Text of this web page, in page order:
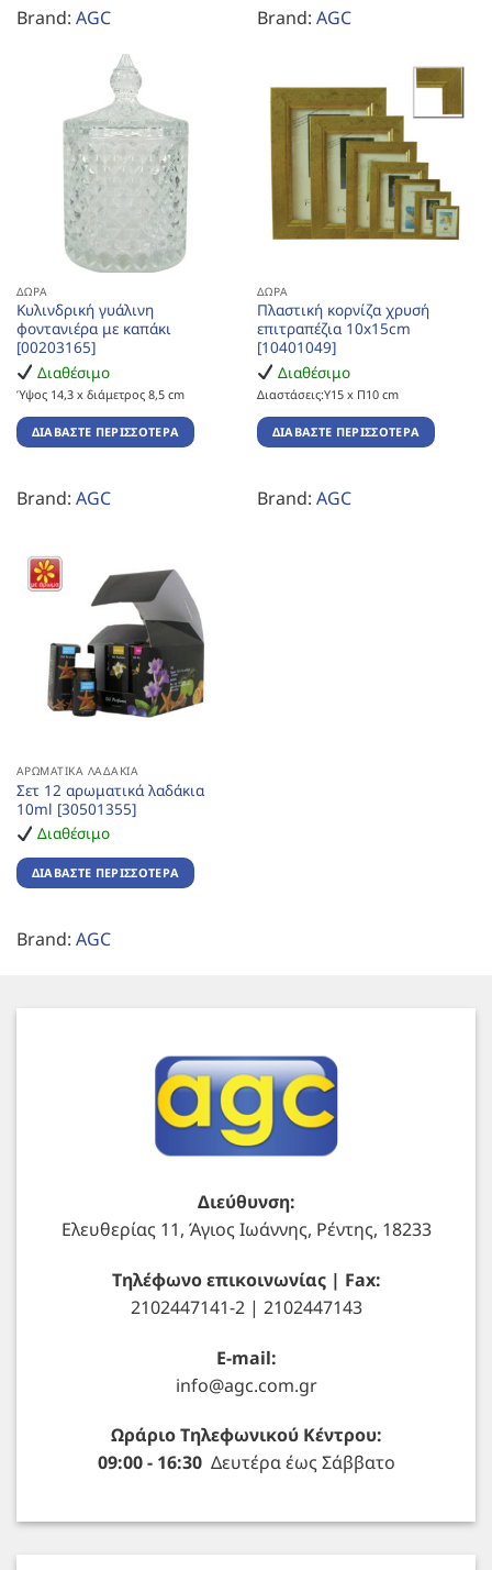
Brand: AGC Brand: AGC
ΔΏΡΑ
Κυλινδρική γυάλινη
φοντανιέρα με καπάκι
[00203165]
Διαθέσιμο
Ύψος 14,3 x διάμετρος 8,5 cm
ΔΙΑΒΆΣΤΕ ΠΕΡΙΣΣΌΤΕΡΑ
Brand: AGC
ΔΏΡΑ
Πλαστική κορνίζα χρυσή
επιτραπέζια 10x15cm
[10401049]
Διαθέσιμο
Διαστάσεις:Υ15 x Π10 cm
ΔΙΑΒΆΣΤΕ ΠΕΡΙΣΣΌΤΕΡΑ
Brand: AGC
ΑΡΩΜΑΤΙΚΆ ΛΑΔΆΚΙΑ
Σετ 12 αρωματικά λαδάκια
10ml [30501355]
Διαθέσιμο
ΔΙΑΒΆΣΤΕ ΠΕΡΙΣΣΌΤΕΡΑ
Brand: AGC
Διεύθυνση:
Ελευθερίας 11, Άγιος Ιωάννης, Ρέντης, 18233
Τηλέφωνο επικοινωνίας | Fax:
2102447141-2 | 2102447143
E-mail:
info@agc.com.gr
Ωράριο Τηλεφωνικού Κέντρου:
09:00 - 16:30Δευτέρα έως Σάββατο